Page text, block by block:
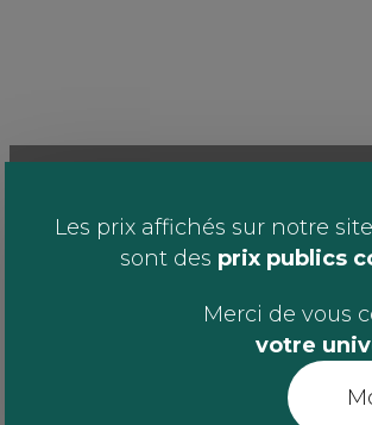
Les prix affichés sur notre
sont des prix publics
Merci de vous
votre